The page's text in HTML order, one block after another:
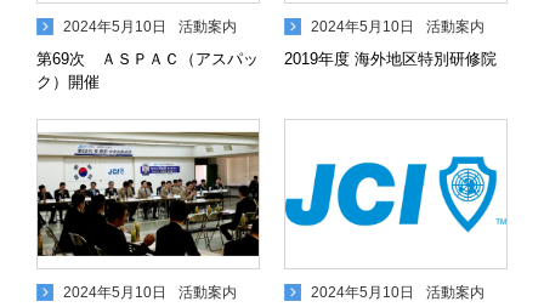
2024年5月10日 活動案内
第69次 ＡＳＰＡＣ（アスパッ
ク）開催
2024年5月10日 活動案内
2019年度 海外地区特別研修院
2024年5月10日 活動案内 2024年5月10日 活動案内